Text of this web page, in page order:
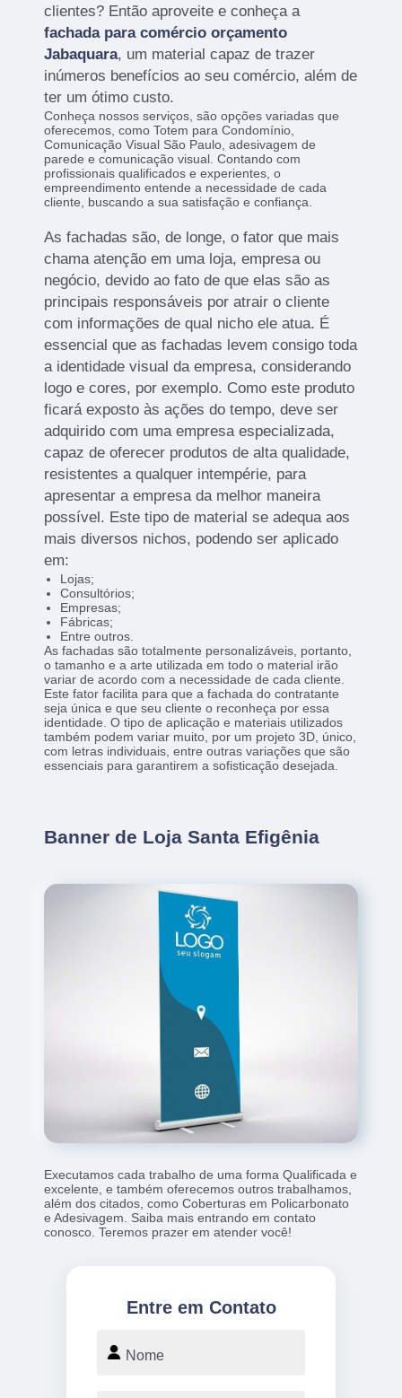
clientes? Então aproveite e conheça a
fachada para comércio orçamento
Jabaquara, um material capaz de trazer
inúmeros benefícios ao seu comércio, além de
ter um ótimo custo.
Conheça nossos serviços, são opções variadas que
oferecemos, como Totem para Condomínio,
Comunicação Visual São Paulo, adesivagem de
parede e comunicação visual. Contando com
profissionais qualificados e experientes, o
empreendimento entende a necessidade de cada
cliente, buscando a sua satisfação e confiança.
As fachadas são, de longe, o fator que mais
chama atenção em uma loja, empresa ou
negócio, devido ao fato de que elas são as
principais responsáveis por atrair o cliente
com informações de qual nicho ele atua. É
essencial que as fachadas levem consigo toda
a identidade visual da empresa, considerando
logo e cores, por exemplo. Como este produto
ficará exposto às ações do tempo, deve ser
adquirido com uma empresa especializada,
capaz de oferecer produtos de alta qualidade,
resistentes a qualquer intempérie, para
apresentar a empresa da melhor maneira
possível. Este tipo de material se adequa aos
mais diversos nichos, podendo ser aplicado
em:
Lojas;
Consultórios;
Empresas;
Fábricas;
Entre outros.
As fachadas são totalmente personalizáveis, portanto,
o tamanho e a arte utilizada em todo o material irão
variar de acordo com a necessidade de cada cliente.
Este fator facilita para que a fachada do contratante
seja única e que seu cliente o reconheça por essa
identidade. O tipo de aplicação e materiais utilizados
também podem variar muito, por um projeto 3D, único,
com letras individuais, entre outras variações que são
essenciais para garantirem a sofisticação desejada.
Banner de Loja Santa Efigênia
Executamos cada trabalho de uma forma Qualificada e
excelente, e também oferecemos outros trabalhamos,
além dos citados, como Coberturas em Policarbonato
e Adesivagem. Saiba mais entrando em contato
conosco. Teremos prazer em atender você!
Entre em Contato